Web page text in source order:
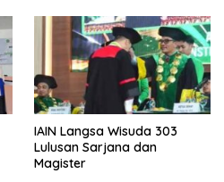
IAIN Langsa Wisuda 303
Lulusan Sarjana dan
Magister